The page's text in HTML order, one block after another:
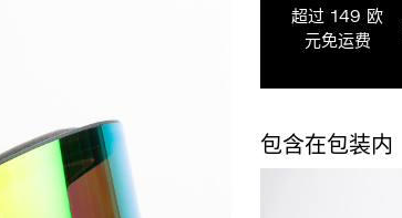
超过 149 欧
元免运费
包含在包装内